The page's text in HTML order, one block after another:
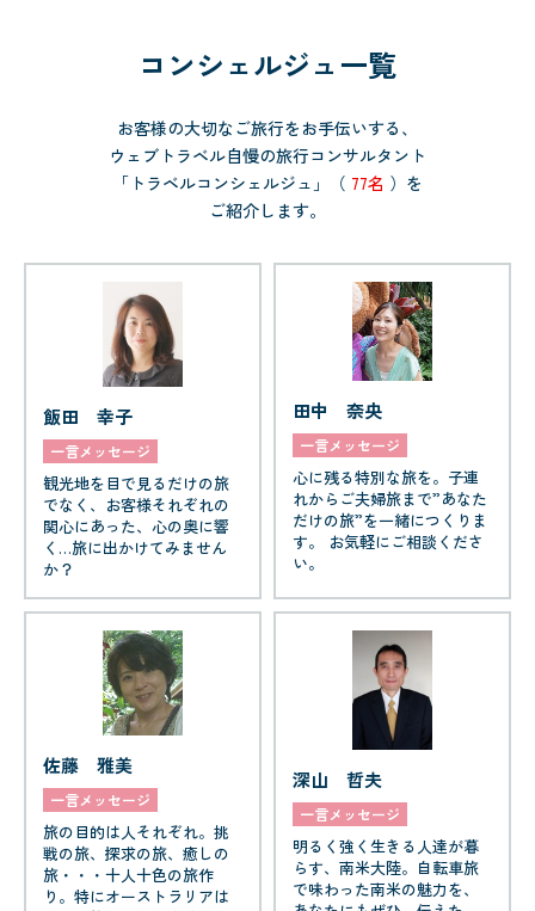
コンシェルジュ一覧
お客様の大切なご旅行をお手伝いする、
ウェブトラベル自慢の旅行コンサルタント
「トラベルコンシェルジュ」（ 77名 ）を
ご紹介します。
飯田 幸子
一言メッセージ
観光地を目で見るだけの旅
でなく、お客様それぞれの
関心にあった、心の奥に響
く…旅に出かけてみません
か？
田中 奈央
一言メッセージ
心に残る特別な旅を。子連
れからご夫婦旅まで”あなた
だけの旅”を一緒につくりま
す。 お気軽にご相談くださ
い。
佐藤 雅美
一言メッセージ
旅の目的は人それぞれ。挑
戦の旅、探求の旅、癒しの
旅・・・十人十色の旅作
り。特にオーストラリアは
深山 哲夫
一言メッセージ
明るく強く生きる人達が暮
らす、南米大陸。自転車旅
で味わった南米の魅力を、